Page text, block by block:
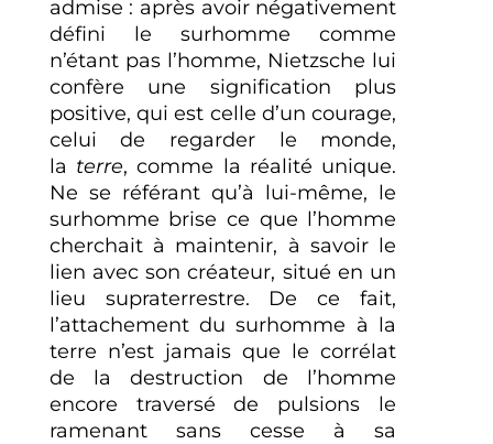
admise : après avoir négativement
défini le surhomme comme
n’étant pas l’homme, Nietzsche lui
confère une signification plus
positive, qui est celle d’un courage,
celui de regarder le monde,
la terre, comme la réalité unique.
Ne se référant qu’à lui-même, le
surhomme brise ce que l’homme
cherchait à maintenir, à savoir le
lien avec son créateur, situé en un
lieu supraterrestre. De ce fait,
l’attachement du surhomme à la
terre n’est jamais que le corrélat
de la destruction de l’homme
encore traversé de pulsions le
ramenant sans cesse à sa